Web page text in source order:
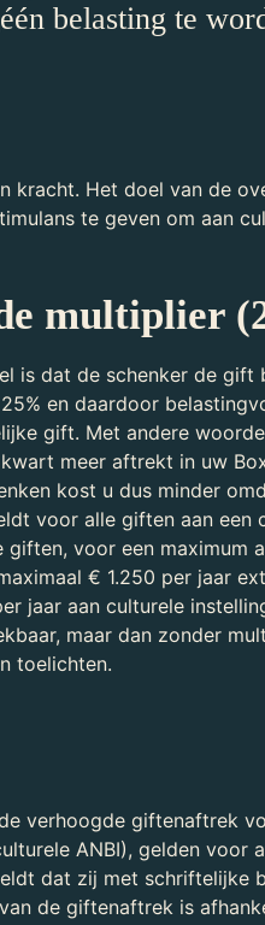
belasting te
kracht. Het doel van de
te geven om aan
multiplier
is dat de schenker de gift
en daardoor
gift. Met andere
meer aftrekt in uw
kost u dus minder
voor alle giften aan een
voor een maximum
€ 1.250 per jaar
jaar aan culturele
maar dan zonder
toelichten.
verhoogde giftenaftrek
ANBI), gelden voor
dat zij met schriftelijke
de giftenaftrek is